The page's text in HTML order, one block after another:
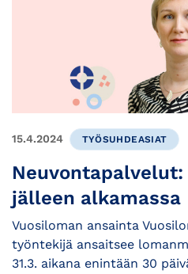
15.4.2024 TYÖSUHDEASIAT
jälleen alkamassa
Vuosiloman ansainta
työntekijä ansaitsee
31.3. aikana enintään 30